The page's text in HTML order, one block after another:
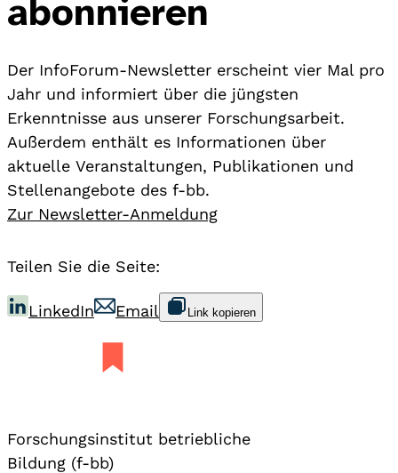
abonnieren
Der InfoForum-Newsletter erscheint vier Mal pro
Jahr und informiert über die jüngsten
Erkenntnisse aus unserer Forschungsarbeit.
Außerdem enthält es Informationen über
aktuelle Veranstaltungen, Publikationen und
Stellenangebote des f-bb.
Zur Newsletter-Anmeldung
Teilen Sie die Seite:
LinkedIn Email Link kopieren
Forschungsinstitut betriebliche
Bildung (f-bb)